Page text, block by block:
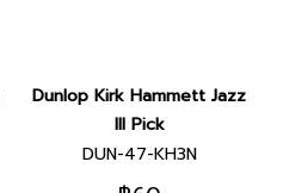
Dunlop Kirk Hammett Jazz
III Pick
DUN-47-KH3N